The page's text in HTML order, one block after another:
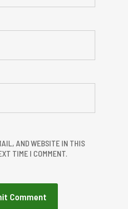
AND WEBSITE IN THIS
TIME I COMMENT.